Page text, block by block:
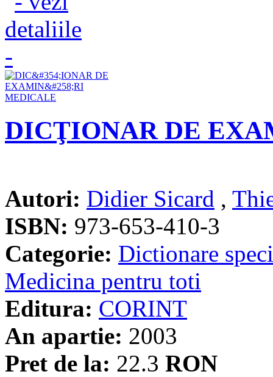
DICŢIONAR DE
Autori: Didier Sicard ,
ISBN: 973-653-410-3
Categorie: Dictionare
Medicina pentru toti
Editura: CORINT
An apartie: 2003
Pret de la: 22.3 RON